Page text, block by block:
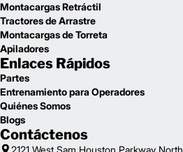
Montacargas Retráctil
Tractores de Arrastre
Montacargas de Torreta
Apiladores
Enlaces Rápidos
Partes
Entrenamiento para Operadores
Quiénes Somos
Blogs
Contáctenos